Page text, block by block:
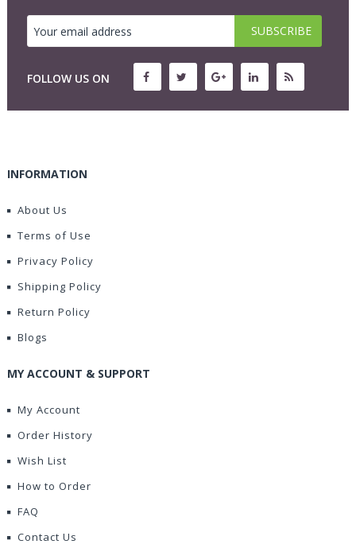
FOLLOW US ON
INFORMATION
About Us
Terms of Use
Privacy Policy
Shipping Policy
Return Policy
Blogs
MY ACCOUNT & SUPPORT
My Account
Order History
Wish List
How to Order
FAQ
Contact Us